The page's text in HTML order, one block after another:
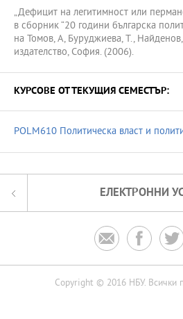
„Дефицит на легитимност или
в сборник “20 години българска
на Томов, А, Буруджиева, Т.,
издателство, София. (2006).
КУРСОВЕ ОТ ТЕКУЩИЯ СЕМЕСТЪР:
POLM610 Политическа власт и
ЕЛЕКТРОННИ
  
Copyright © 2016 НБУ. Всички